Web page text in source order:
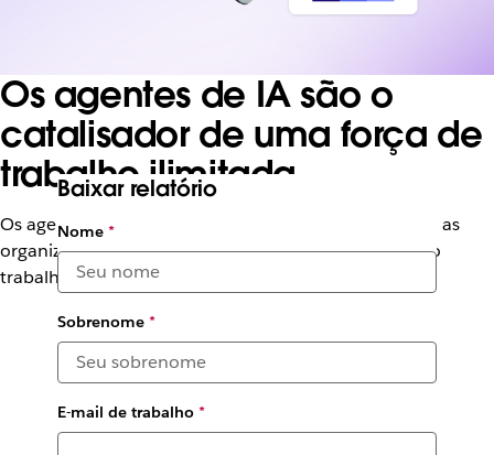
Os agentes de IA são o
catalisador de uma força de
trabalho ilimitada
Os agentes autônomos do Agentforce impulsionarão as
organizações para uma nova era de produtividade no
trabalho
Baixar relatório
Nome*
Sobrenome*
E-mail de trabalho*